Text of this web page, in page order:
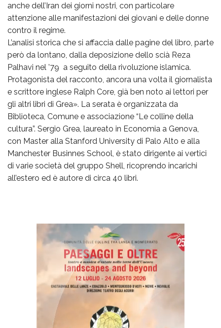
anche dell’Iran dei giorni nostri, con particolare
attenzione alle manifestazioni dei giovani e delle donne
contro il regime.
L’analisi storica che si affaccia dalle pagine del libro, parte
però da lontano, dalla deposizione dello scià Reza
Palhavi nel ’79 a seguito della rivoluzione islamica.
Protagonista del racconto, ancora una volta il giornalista
e scrittore inglese Ralph Core, già ben noto ai lettori per
gli altri libri di Grea». La serata è organizzata da
Biblioteca, Comune e associazione “Le colline della
cultura”. Sergio Grea, laureato in Economia a Genova,
con Master alla Stanford University di Palo Alto e alla
Manchester Businnes School, è stato dirigente ai vertici
di varie società del gruppo Shell, ricoprendo incarichi
all’estero ed è autore di circa 40 libri.